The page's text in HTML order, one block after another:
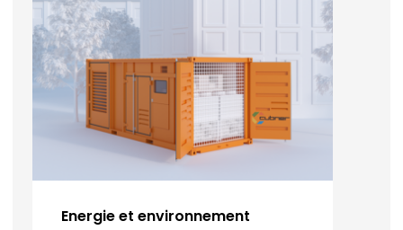
Energie et environnement